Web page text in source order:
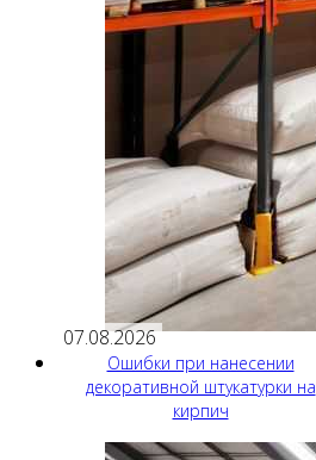
07.08.2026
Ошибки при нанесении
декоративной штукатурки на
кирпич